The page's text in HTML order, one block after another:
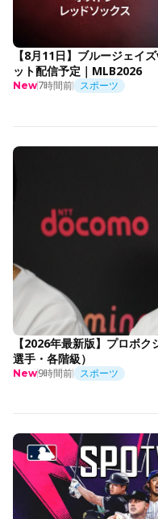
【8月11日】ブルージェイ
ット配信予定｜MLB2026
New7時間前 スポーツ
【2026年最新版】プロボ
選手・各階級）
New9時間前 スポーツ